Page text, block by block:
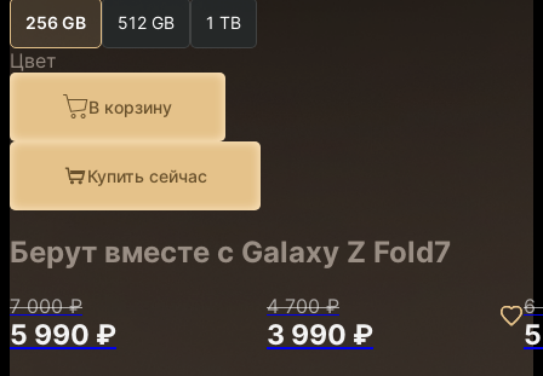
256 GB 512 GB 1 TB
Цвет
В корзину
Купить сейчас
Берут вместе с Galaxy Z Fold7
7 000 ₽
5 990 ₽
4 700 ₽
3 990 ₽
6